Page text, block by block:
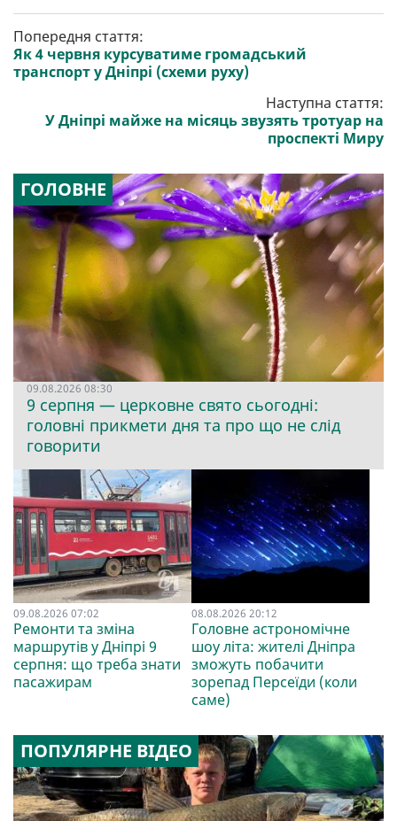
Попередня стаття:
Як 4 червня курсуватиме громадський
транспорт у Дніпрі (схеми руху)
Наступна стаття:
У Дніпрі майже на місяць звузять тротуар на
проспекті Миру
ГОЛОВНЕ
09.08.2026 08:30
9 серпня — церковне свято сьогодні:
головні прикмети дня та про що не слід
говорити
09.08.2026 07:02
Ремонти та зміна
маршрутів у Дніпрі 9
серпня: що треба знати
пасажирам
08.08.2026 20:12
Головне астрономічне
шоу літа: жителі Дніпра
зможуть побачити
зорепад Персеїди (коли
саме)
ПОПУЛЯРНЕ ВІДЕО